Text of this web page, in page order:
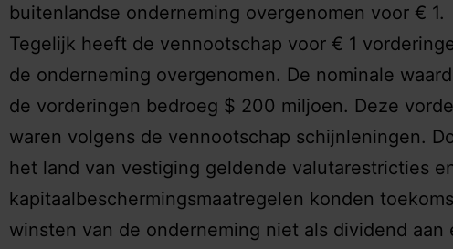
buitenlandse onderneming overgenomen voor € 1.
Tegelijk heeft de vennootschap voor € 1
de onderneming overgenomen. De nominale
de vorderingen bedroeg $ 200 miljoen. Deze
waren volgens de vennootschap schijnleningen.
het land van vestiging geldende valutarestricties
kapitaalbeschermingsmaatregelen konden
winsten van de onderneming niet als dividend aan